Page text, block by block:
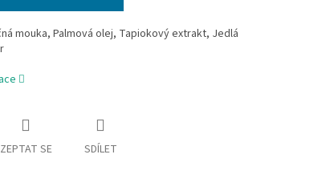
mouka, Palmová olej, Tapiokový extrakt, Jedlá
ZEPTAT SE SDÍLET